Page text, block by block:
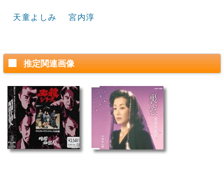
天童よしみ 宮内淳
推定関連画像